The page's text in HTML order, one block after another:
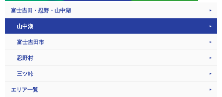
富士吉田・忍野・山中湖
山中湖
富士吉田市
忍野村
三ツ峠
エリア一覧